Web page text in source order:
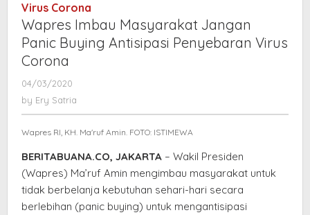
Jangan
Panic
Buying
Corona
Virus Corona
Wapres Imbau Masyarakat Jangan
Panic Buying Antisipasi Penyebaran Virus
Corona
04/03/2020
by Ery Satria
Wapres RI, KH. Ma'ruf Amin. FOTO: ISTIMEWA
BERITABUANA.CO, JAKARTA – Wakil Presiden
(Wapres) Ma’ruf Amin mengimbau masyarakat untuk
tidak berbelanja kebutuhan sehari-hari secara
berlebihan (panic buying) untuk mengantisipasi